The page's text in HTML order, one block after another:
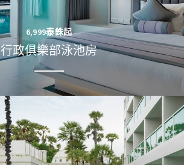
6,999泰銖起
行政俱樂部泳池房